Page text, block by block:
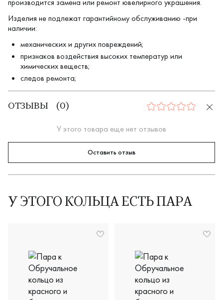
производится замена или ремонт ювелирного украшения.
Изделия не подлежат гарантийному обслуживанию -при
наличии:
механических и других повреждений;
признаков воздействия высоких температур или
химических веществ;
следов ремонта;
ОТЗЫВЫ ( 0) 0
У этого товара еще нет отзывов
Оставить отзыв
У ЭТОГО КОЛЬЦА ЕСТЬ ПАРА